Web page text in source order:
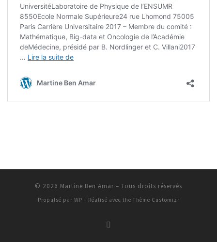
© 2026 Martine Ben Amar – Tous droits réservés
Propulsé par WP – Réalisé avec the Thème Customizr